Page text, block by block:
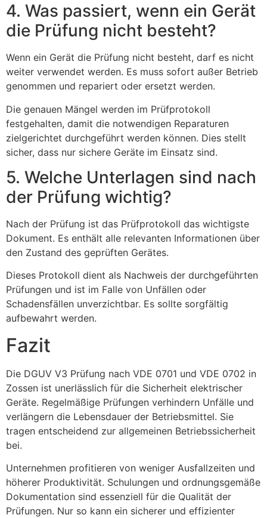
4. Was passiert, wenn ein Gerät
die Prüfung nicht besteht?
Wenn ein Gerät die Prüfung nicht besteht, darf es nicht
weiter verwendet werden. Es muss sofort außer Betrieb
genommen und repariert oder ersetzt werden.
Die genauen Mängel werden im Prüfprotokoll
festgehalten, damit die notwendigen Reparaturen
zielgerichtet durchgeführt werden können. Dies stellt
sicher, dass nur sichere Geräte im Einsatz sind.
5. Welche Unterlagen sind nach
der Prüfung wichtig?
Nach der Prüfung ist das Prüfprotokoll das wichtigste
Dokument. Es enthält alle relevanten Informationen über
den Zustand des geprüften Gerätes.
Dieses Protokoll dient als Nachweis der durchgeführten
Prüfungen und ist im Falle von Unfällen oder
Schadensfällen unverzichtbar. Es sollte sorgfältig
aufbewahrt werden.
Fazit
Die DGUV V3 Prüfung nach VDE 0701 und VDE 0702 in
Zossen ist unerlässlich für die Sicherheit elektrischer
Geräte. Regelmäßige Prüfungen verhindern Unfälle und
verlängern die Lebensdauer der Betriebsmittel. Sie
tragen entscheidend zur allgemeinen Betriebssicherheit
bei.
Unternehmen profitieren von weniger Ausfallzeiten und
höherer Produktivität. Schulungen und ordnungsgemäße
Dokumentation sind essenziell für die Qualität der
Prüfungen. Nur so kann ein sicherer und effizienter